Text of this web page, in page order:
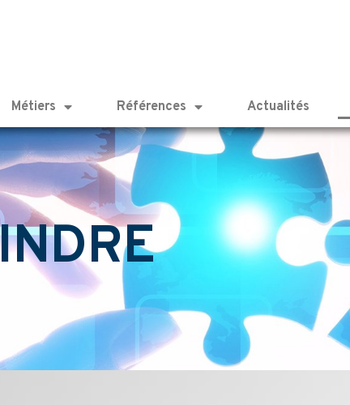
Métiers Références Actualités